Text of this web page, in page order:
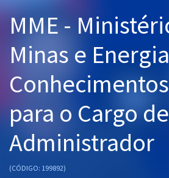
Cursos 20% OFF
Pós
Graduação
OAB
Mentorias
Questões grátis
MME -
Minas e
para o Cargo de
Administrador
(CÓDIGO: 199892)